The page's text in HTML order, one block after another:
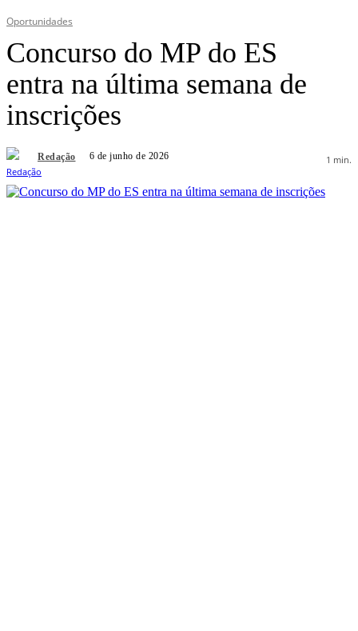
Oportunidades
Concurso do MP do ES
entra na última semana de
inscrições
Redação 6 de junho de 2026 1 min.